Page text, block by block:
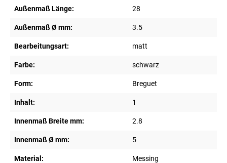
Außenmaß Länge: 28
Außenmaß Ø mm: 3.5
Bearbeitungsart: matt
Farbe: schwarz
Form: Breguet
Inhalt: 1
Innenmaß Breite mm: 2.8
Innenmaß Ø mm: 5
Material: Messing